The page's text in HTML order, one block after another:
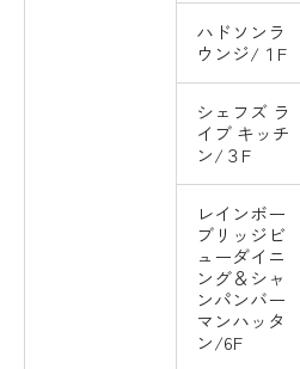
ハドソンラ
ウンジ/１F
シェフズ ラ
イブ キッチ
ン/３F
レインボー
ブリッジビ
ューダイニ
ング＆シャ
ンパンバー
マンハッタ
ン/6F